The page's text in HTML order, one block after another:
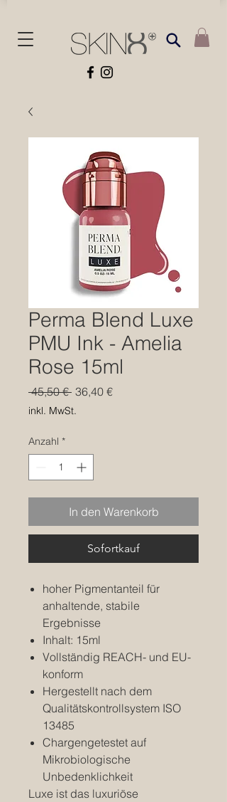
Perma Blend Luxe
PMU Ink - Amelia
Rose 15ml
45,50 € Standardpreis
36,40 €Sale-
inkl. MwSt.
Anzahl *
In den Warenkorb
Sofortkauf
hoher Pigmentanteil für
anhaltende, stabile
Ergebnisse
Inhalt: 15ml
Vollständig REACH- und EU-
konform
Hergestellt nach dem
Qualitätskontrollsystem ISO
13485
Chargengetestet auf
Mikrobiologische
Unbedenklichkeit
Luxe ist das luxuriöse